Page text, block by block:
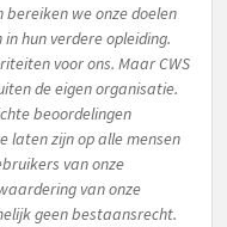
bereiken we onze doelen
hun verdere opleiding.
voor ons. Maar CWS
de eigen organisatie.
beoordelingen
laten zijn op alle mensen
van onze
van onze
geen bestaansrecht.